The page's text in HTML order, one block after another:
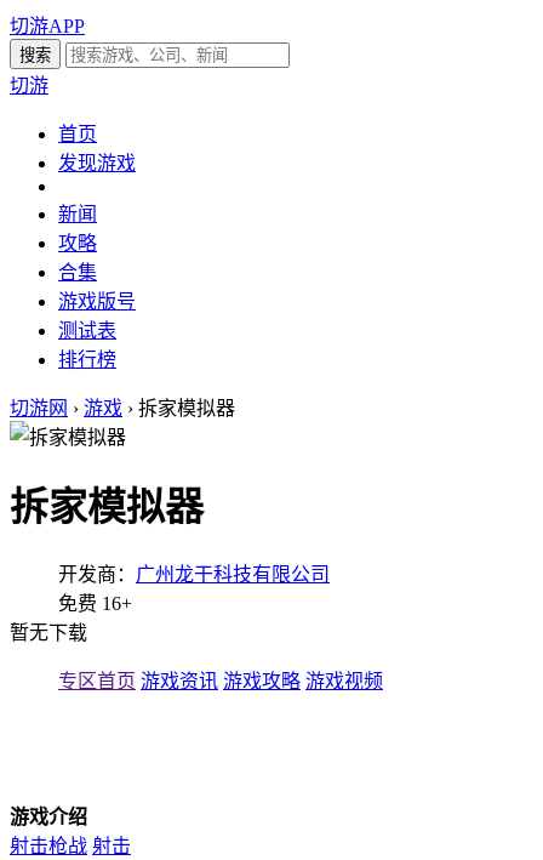
切游APP
切游
首页
发现游戏
新闻
攻略
合集
游戏版号
测试表
排行榜
切游网 › 游戏 › 拆家模拟器
拆家模拟器
开发商： 广州龙干科技有限公司
免费 16+
暂无下载
专区首页 游戏资讯 游戏攻略 游戏视频
游戏介绍
射击枪战 射击